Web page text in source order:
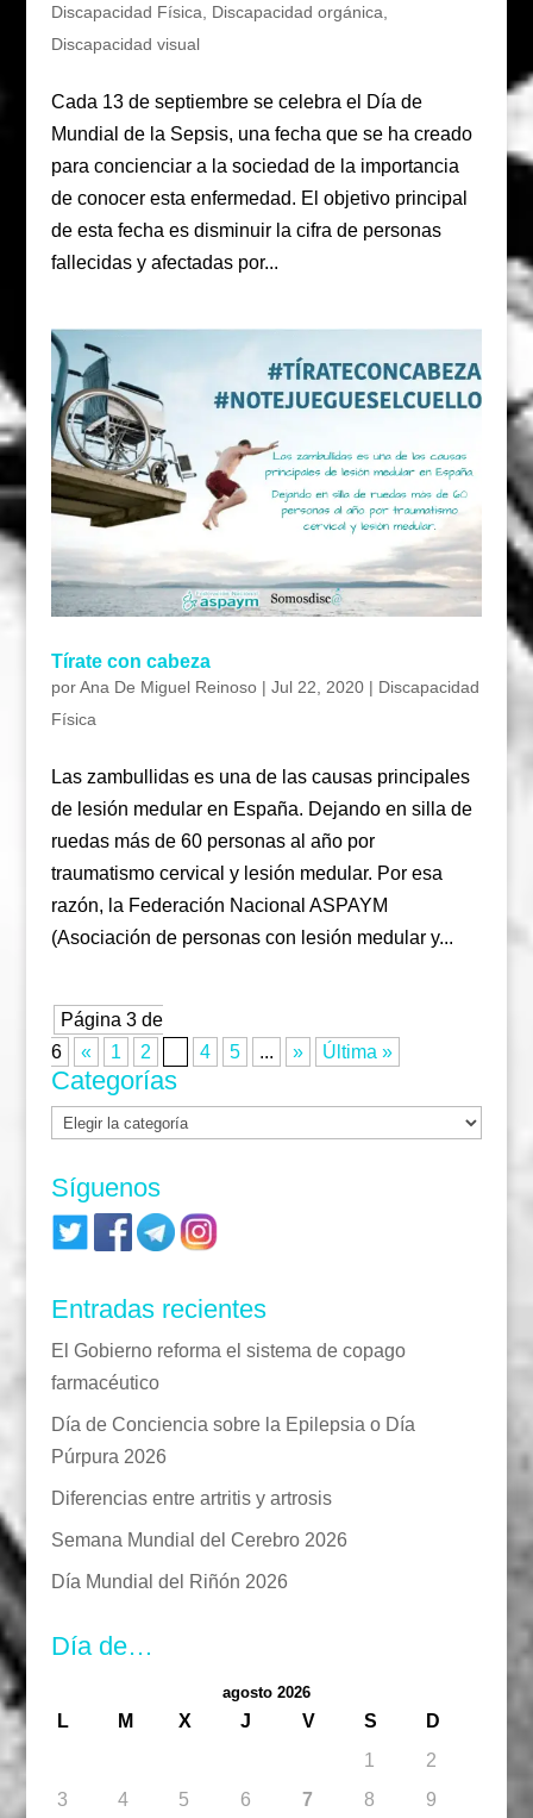
Discapacidad Física Discapacidad orgánica
Discapacidad visual
Cada 13 de septiembre se celebra el Día de
Mundial de la Sepsis, una fecha que se ha creado
para concienciar a la sociedad de la importancia
de conocer esta enfermedad. El objetivo principal
de esta fecha es disminuir la cifra de personas
fallecidas y afectadas por...
Tírate con cabeza
porAna De Miguel Reinoso| Jul 22, 2020| Discapacidad
Física
Las zambullidas es una de las causas principales
de lesión medular en España. Dejando en silla de
ruedas más de 60 personas al año por
traumatismo cervical y lesión medular. Por esa
razón, la Federación Nacional ASPAYM
(Asociación de personas con lesión medular y...
Página 3 de
6
« 1 2 4 5 ... » Última »
Categorías
Categorías
Síguenos
Entradas recientes
El Gobierno reforma el sistema de copago
farmacéutico
Día de Conciencia sobre la Epilepsia o Día
Púrpura 2026
Diferencias entre artritis y artrosis
Semana Mundial del Cerebro 2026
Día Mundial del Riñón 2026
Día de…
agosto 2026
L M X J V S
D
1
2
3
4 5 6 7 8
9